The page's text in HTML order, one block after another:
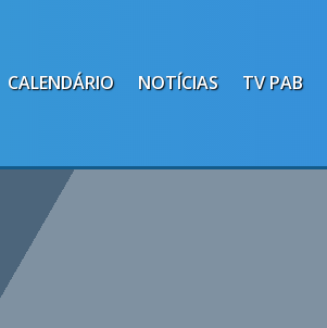
CALENDÁRIO NOTÍCIAS TV PAB